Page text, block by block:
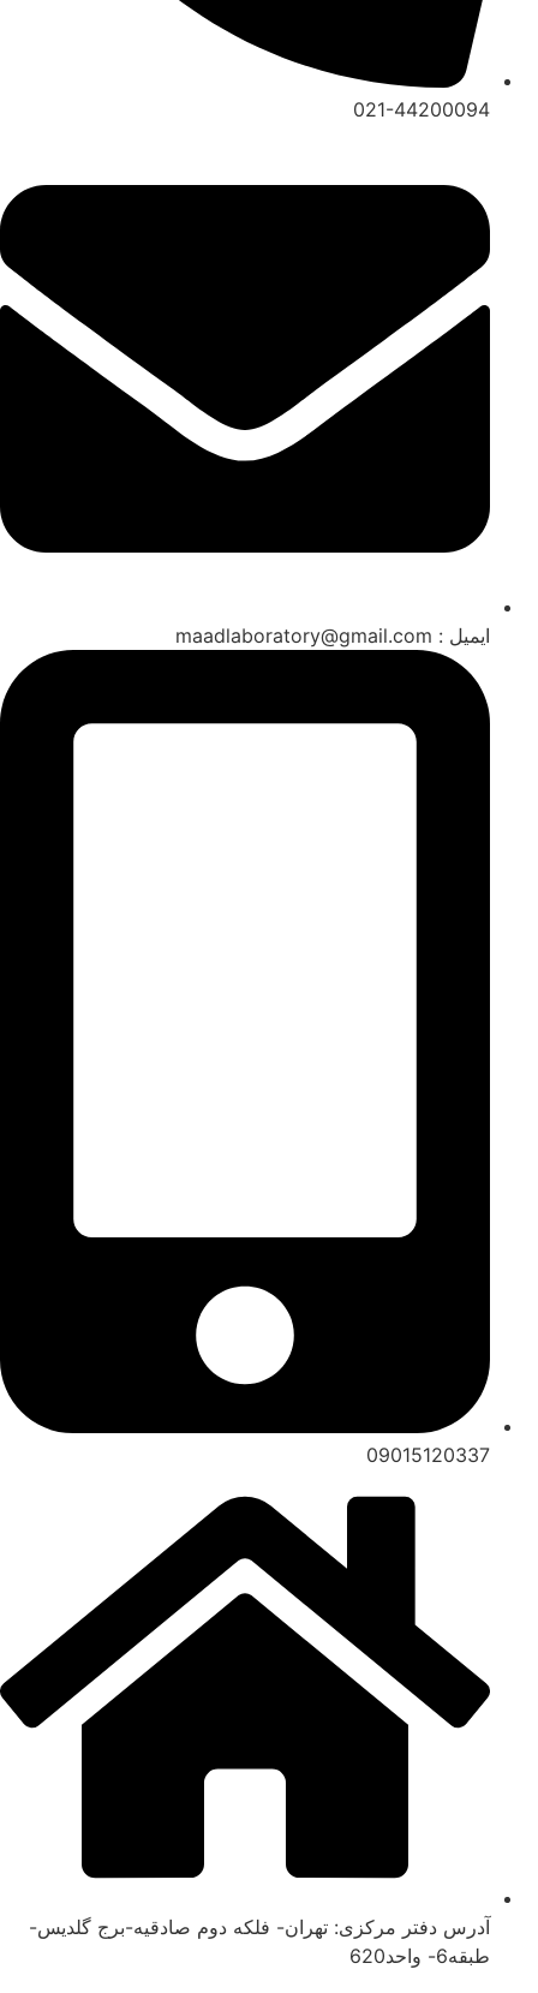
021-44200094
ایمیل : maadlaboratory@gmail.com
09015120337
آدرس دفتر مرکزی: تهران- فلکه دوم صادقیه-برج گلدیس-
طبقه6- واحد620